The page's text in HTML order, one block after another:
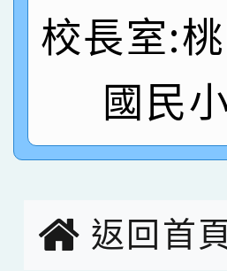
賽 洪綺君
名
賀！本校
倩參加桃
名 指導老
賀！本校
園市英語
指導老師
賀！本校
賽 劉文瑛
臺灣台語-
賀！本校
市賽榮獲
校長室:
國民
返回首